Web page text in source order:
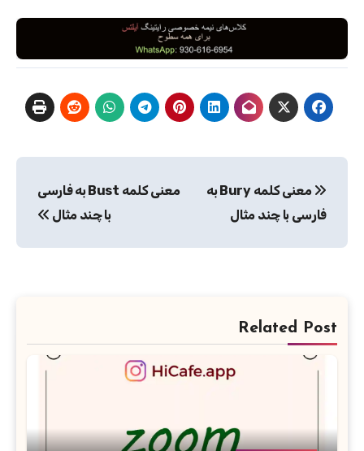
نوشته
معنی کلمه Bury به
فارسی با چند مثال
معنی کلمه Bust به فارسی
با چند مثال
Related Post